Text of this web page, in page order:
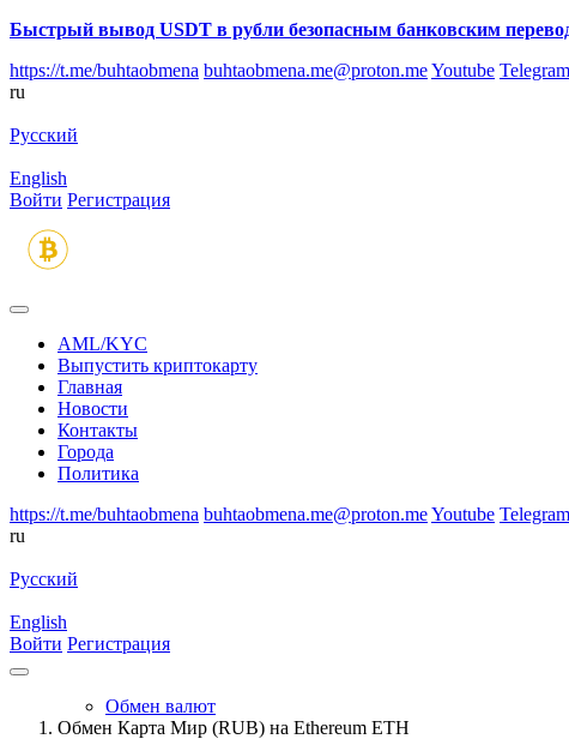
Быстрый вывод USDT в рубли безопасным банковским
https://t.me/buhtaobmena buhtaobmena.me@proton.meYoutube
ru
Русский
English
Войти Регистрация
AML/KYC
Выпустить криптокарту
Главная
Новости
Контакты
Города
Политика
https://t.me/buhtaobmena buhtaobmena.me@proton.meYoutube
ru
Русский
English
Войти Регистрация
Обмен валют
Обмен Карта Мир (RUB) на Ethereum ETH